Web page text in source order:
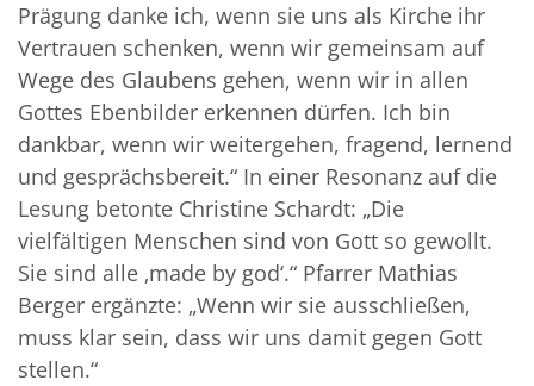
Prägung danke ich, wenn sie uns als Kirche ihr
Vertrauen schenken, wenn wir gemeinsam auf
Wege des Glaubens gehen, wenn wir in allen
Gottes Ebenbilder erkennen dürfen. Ich bin
dankbar, wenn wir weitergehen, fragend, lernend
und gesprächsbereit.“ In einer Resonanz auf die
Lesung betonte Christine Schardt: „Die
vielfältigen Menschen sind von Gott so gewollt.
Sie sind alle ‚made by god‘.“ Pfarrer Mathias
Berger ergänzte: „Wenn wir sie ausschließen,
muss klar sein, dass wir uns damit gegen Gott
stellen.“